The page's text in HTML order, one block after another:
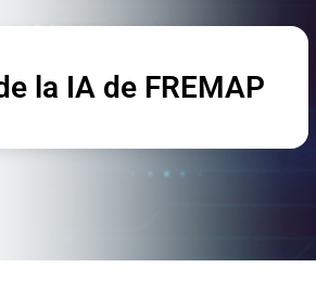
la IA de FREMAP